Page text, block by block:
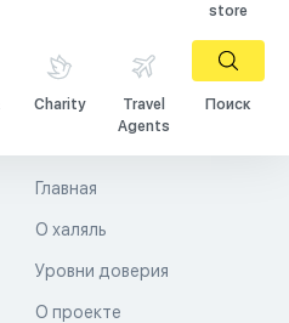
store
Charity
Travel
Agents
Поиск
Главная
О халяль
Уровни доверия
О проекте